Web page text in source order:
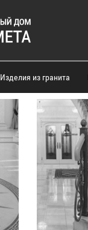
Изделия из гранита